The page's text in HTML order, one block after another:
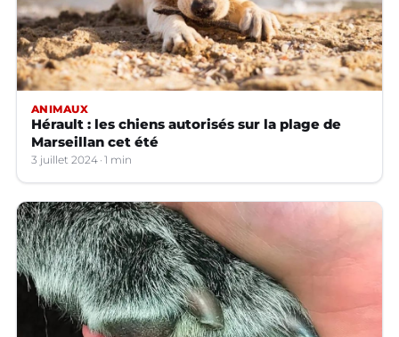
ANIMAUX
Hérault : les chiens autorisés sur la plage de
Marseillan cet été
3 juillet 2024 1 min